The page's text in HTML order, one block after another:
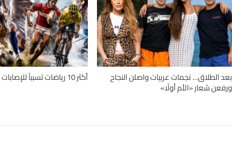
بعد الطلاق… نجمات عربيات واصلن النجاح
ورفعن شعار «الأم أولًا»
أكثر 10 رياضات تسبباً للإصابات حول العالم